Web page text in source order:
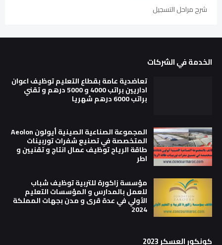
شرح مراحل التسجيل
الخدمة في الشركات
تعاضدية عامة بقطاع التعليم توظيف اعوان
اداريين براتب 4000 و 5000 درهم و تقني
براتب 6000 درهم شهريا
المجموعة الصناعية الصينية أيولون Aeolon
المتخصصة في تصنيع شفرات توربينات
طاقة الرياح توظيف عمال انتاج و تقنيين و
اطر
مؤسسة زاكورة للتربية توظيف شباب
للعمل بالمدارس و المؤسسات التعليم
الأولي في عدة قرى و مدن بجهات المملكة
2024
كونكور العسكر 2023